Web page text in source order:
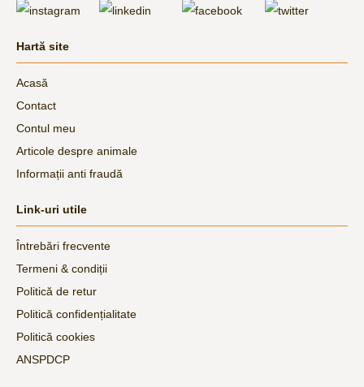
Hartă site
Acasă
Contact
Contul meu
Articole despre animale
Informații anti fraudă
Link-uri utile
Întrebări frecvente
Termeni & condiții
Politică de retur
Politică confidențialitate
Politică cookies
ANSPDCP